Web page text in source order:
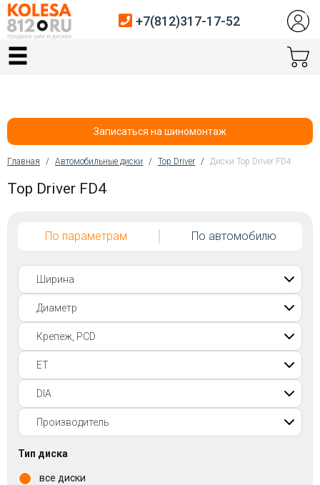
Главная
Автосервис
Датчики давления
Покупателям
Контакты
Войти на сайт
+7(812)317-
17-
52
Пн-
+7(812)317-17-52
Записаться на шиномонтаж
Вы здесь
Главная / Автомобильные диски / Top Driver / Диски Top Driver FD4
Top Driver FD4
По параметрам По автомобилю
Тип диска
все диски